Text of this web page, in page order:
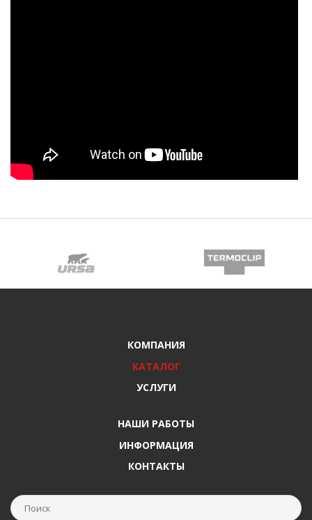
КОМПАНИЯ
КАТАЛОГ
УСЛУГИ
НАШИ РАБОТЫ
ИНФОРМАЦИЯ
КОНТАКТЫ